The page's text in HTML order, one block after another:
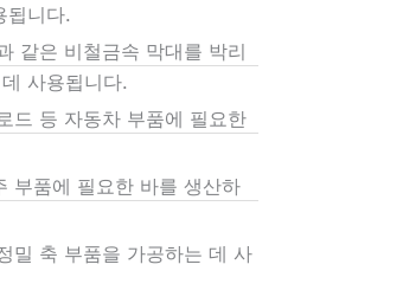
됩니다.
같은 비철금속 막대를 박리
사용됩니다.
드 등 자동차 부품에 필요한
부품에 필요한 바를 생산하
밀 축 부품을 가공하는 데 사